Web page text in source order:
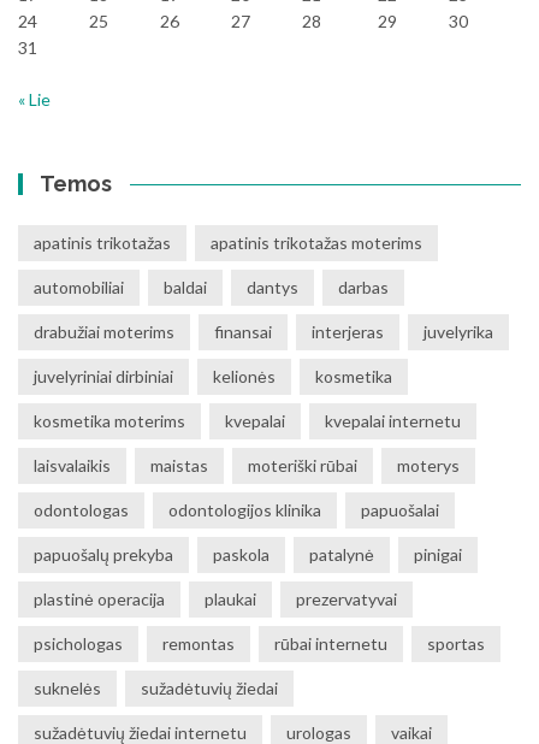
24
25 26 27 28 29
30
31
« Lie
Temos
apatinis trikotažas apatinis trikotažas moterims
automobiliai baldai dantys darbas
drabužiai moterims finansai interjeras juvelyrika
juvelyriniai dirbiniai kelionės kosmetika
kosmetika moterims kvepalai kvepalai internetu
laisvalaikis maistas moteriški rūbai moterys
odontologas odontologijos klinika papuošalai
papuošalų prekyba paskola patalynė pinigai
plastinė operacija plaukai prezervatyvai
psichologas remontas rūbai internetu sportas
suknelės sužadėtuvių žiedai
sužadėtuvių žiedai internetu urologas vaikai